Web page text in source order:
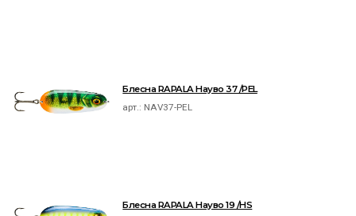
Блесна RAPALA Науво 37 /PEL
арт.: NAV37-PEL
Блесна RAPALA Науво 19 /HS